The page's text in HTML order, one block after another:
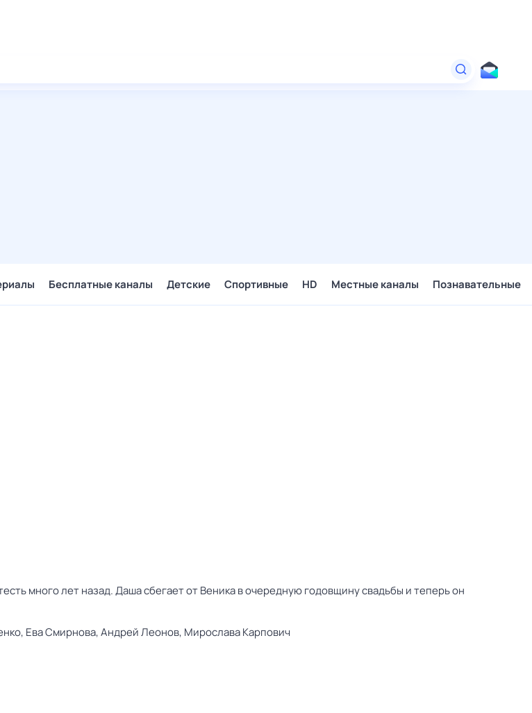
Бесплатные каналы Детские Спортивные HD Местные каналы Познавательные
много лет назад. Даша сбегает от Веника в очередную годовщину свадьбы и теперь он
Ева Смирнова,Андрей Леонов, Мирослава Карпович